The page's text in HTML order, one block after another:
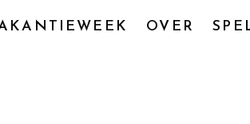
OVER